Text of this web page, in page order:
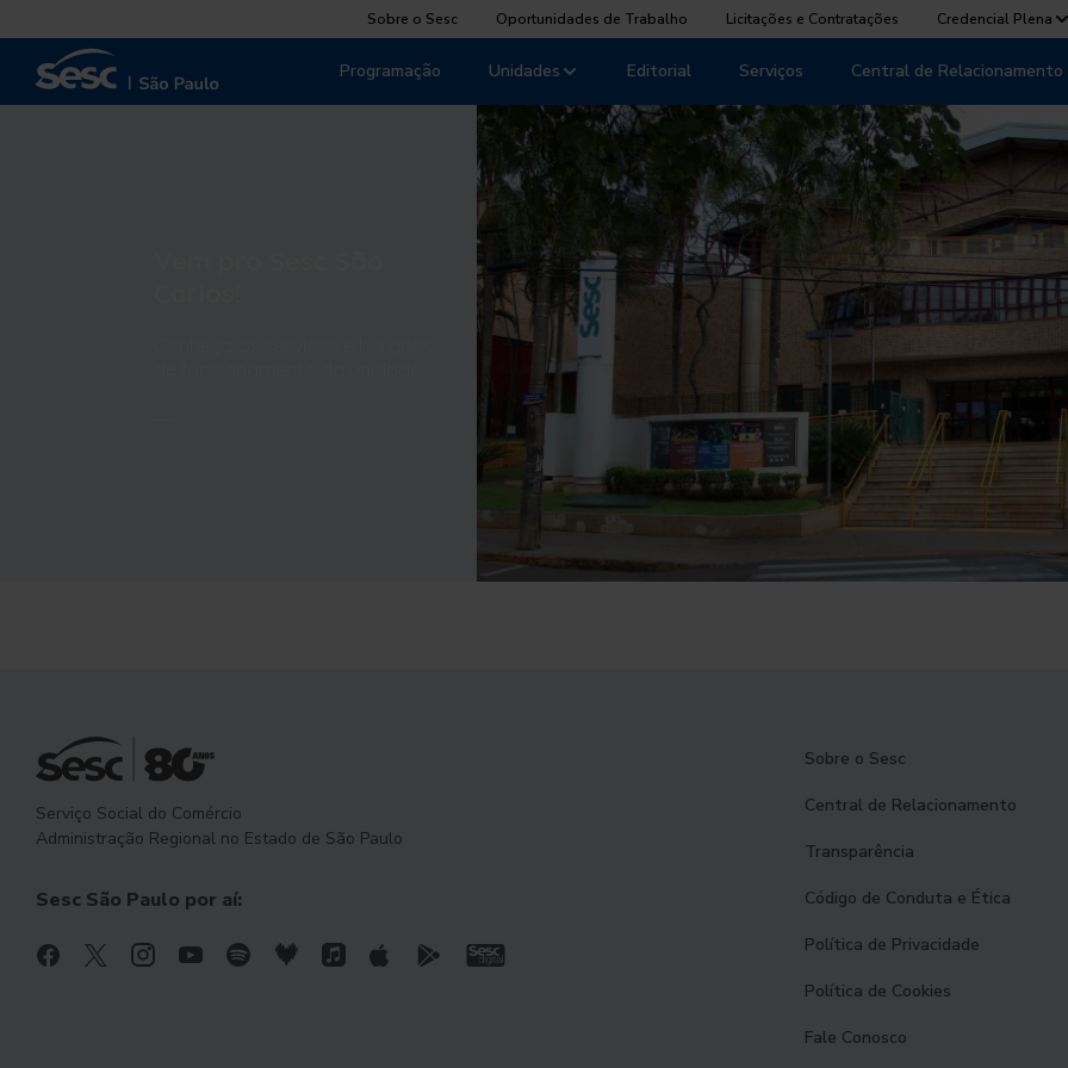
Sobre o Sesc Oportunidades de Trabalho Licitações e Contratações Credencial Plena
Unidades
Programação Editorial Serviços Central de Relacionamento
Serviço Social do Comércio
Administração Regional no Estado de São Paulo
Sesc São Paulo por aí:
Sobre o Sesc
Central de Relacionamento
Transparência
Código de Conduta e Ética
Política de Privacidade
Política de Cookies
Fale Conosco